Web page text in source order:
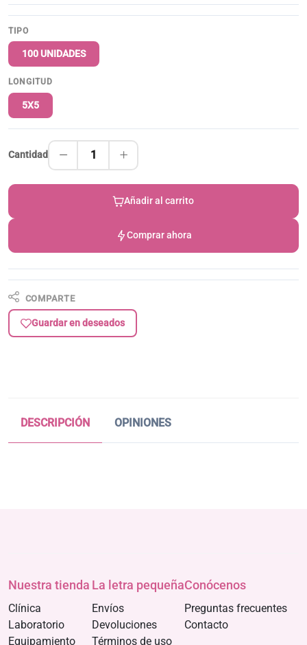
TIPO
100 UNIDADES
LONGITUD
5X5
Cantidad 1
Añadir al carrito
Comprar ahora
COMPARTE
Guardar en deseados
DESCRIPCIÓN OPINIONES
Nuestra tienda
Clínica
Laboratorio
Equipamiento
La letra pequeña
Envíos
Devoluciones
Términos de uso
Conócenos
Preguntas frecuentes
Contacto